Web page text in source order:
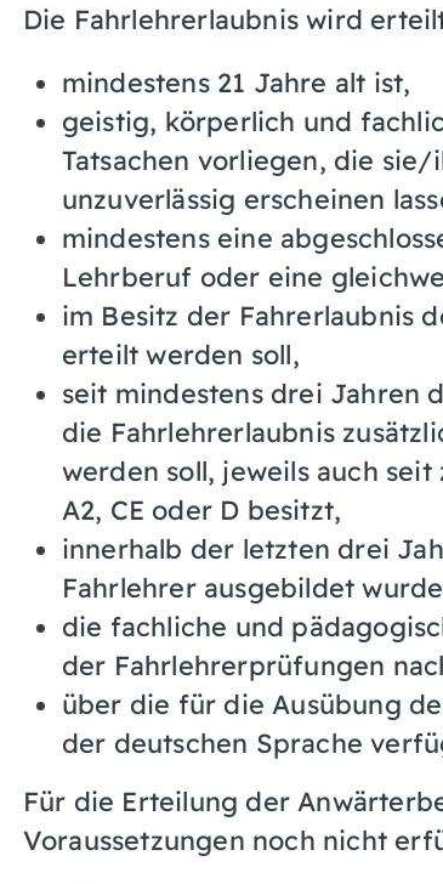
Die Fahrlehrerlaubnis wird
mindestens 21 Jahre alt ist,
geistig, körperlich und
Tatsachen vorliegen, die
unzuverlässig erscheinen
mindestens eine
Lehrberuf oder eine
im Besitz der Fahrerlaubnis
erteilt werden soll,
seit mindestens drei Jahren
die Fahrlehrerlaubnis
werden soll, jeweils auch
A2, CE oder D besitzt,
innerhalb der letzten drei
Fahrlehrer ausgebildet
die fachliche und
der Fahrlehrerprüfungen
über die für die Ausübung
der deutschen Sprache
Für die Erteilung der
Voraussetzungen noch nicht